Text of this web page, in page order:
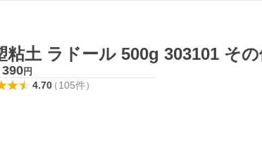
粘土 ラドール 500g 303101 そ
390円
4.70（105件）